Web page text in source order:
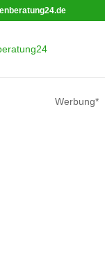
Werbung*